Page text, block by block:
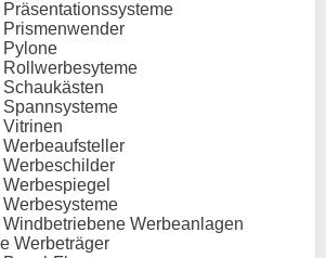
Präsentationssysteme
Prismenwender
Pylone
Rollwerbesyteme
Schaukästen
Spannsysteme
Vitrinen
Werbeaufsteller
Werbeschilder
Werbespiegel
Werbesysteme
Windbetriebene Werbeanlagen
Werbeträger